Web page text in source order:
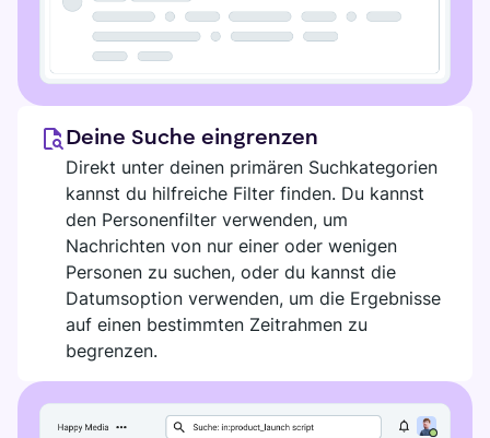
Deine Suche eingrenzen
Direkt unter deinen primären Suchkategorien
kannst du hilfreiche Filter finden. Du kannst
den Personenfilter verwenden, um
Nachrichten von nur einer oder wenigen
Personen zu suchen, oder du kannst die
Datumsoption verwenden, um die Ergebnisse
auf einen bestimmten Zeitrahmen zu
begrenzen.